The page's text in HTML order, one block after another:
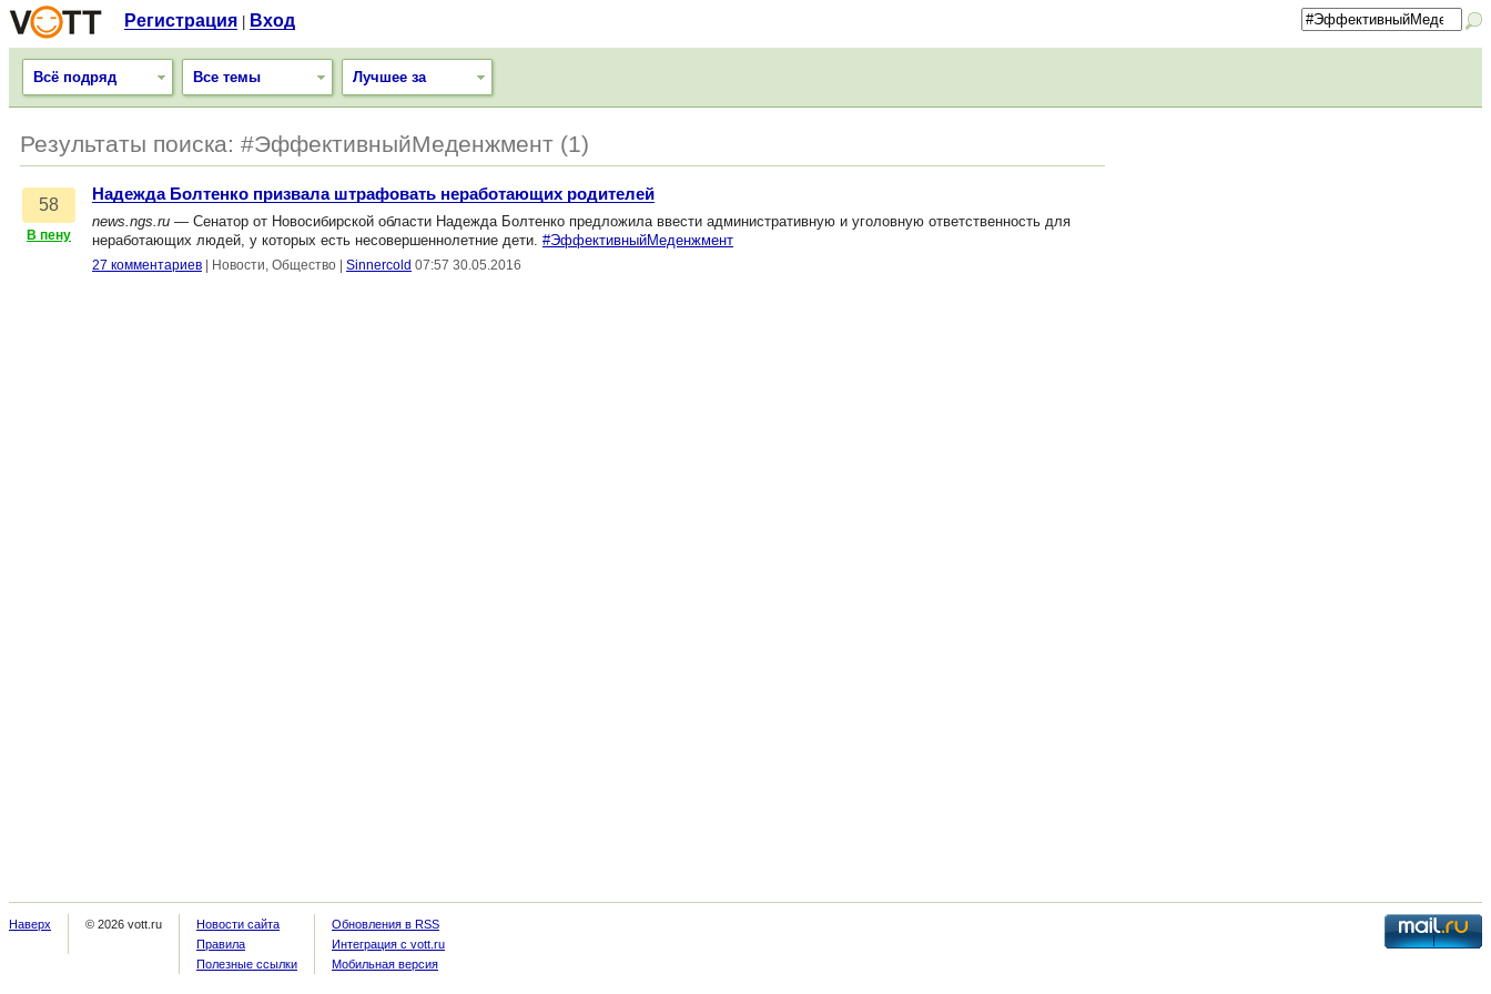
Регистрация Вход
Всё подряд Все темы Лучшее за
Результаты поиска: #ЭффективныйМеденжмент (1)
58
В пену
Надежда Болтенко призвала штрафовать неработающих родителей
news.ngs.ru — Сенатор от Новосибирской области Надежда Болтенко предложила ввести административную и уголовную ответственность для
неработающих людей, у которых есть несовершеннолетние дети. #ЭффективныйМеденжмент
27 комментариев Новости, Общество Sinnercold 07:57 30.05.2016
Наверх © 2026 vott.ru
Новости сайта
Правила
Полезные ссылки
Обновления в RSS
Интеграция с vott.ru
Мобильная версия